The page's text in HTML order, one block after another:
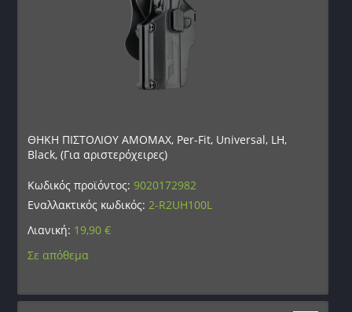
ΘΗΚΗ ΠΙΣΤΟΛΙΟΥ AMOMAX, Per-Fit, Universal, LH,
Black, (Για αριστερόχειρες)
Κωδικός προϊόντος:9020172982
Εναλλακτικός κωδικός:2-R2UH100L
Λιανική: 19,90€
Σε απόθεμα